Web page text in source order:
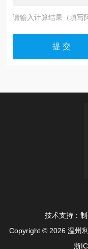
请输入计算结果（填写
技术支持：
Copyright © 2026 温州
浙